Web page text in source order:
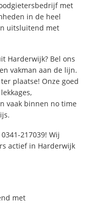
met
in de heel
uitsluitend met
Harderwijk? Bel ons
vakman aan de lijn.
plaatse! Onze goed
vaak binnen no time
217039! Wij
actief in Harderwijk
met